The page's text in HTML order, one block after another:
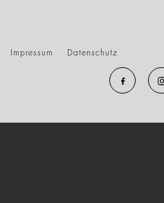
Impressum Datenschutz